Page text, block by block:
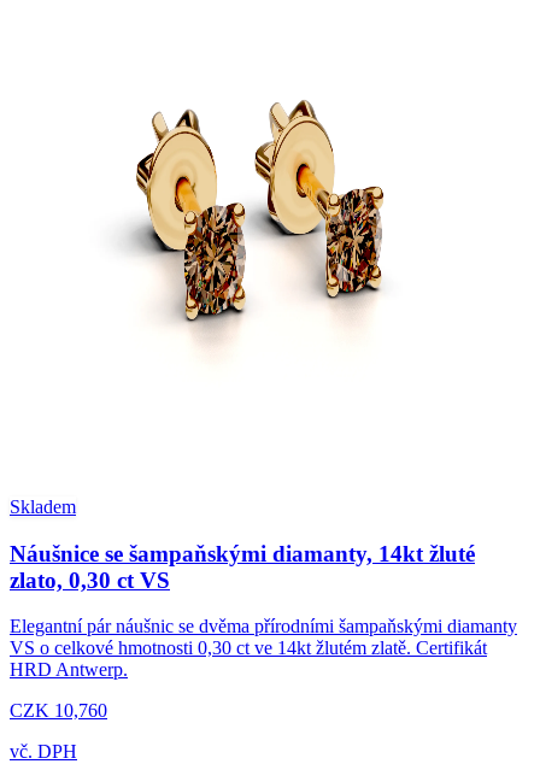
Skladem
Náušnice se šampaňskými diamanty, 14kt žluté
zlato, 0,30 ct VS
Elegantní pár náušnic se dvěma přírodními šampaňskými diamanty
VS o celkové hmotnosti 0,30 ct ve 14kt žlutém zlatě. Certifikát
HRD Antwerp.
CZK 10,760
vč. DPH